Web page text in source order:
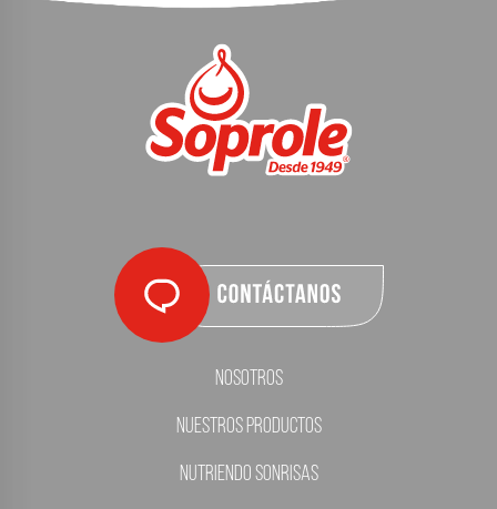
Nosotros
Nuestros Productos
Nutriendo Sonrisas